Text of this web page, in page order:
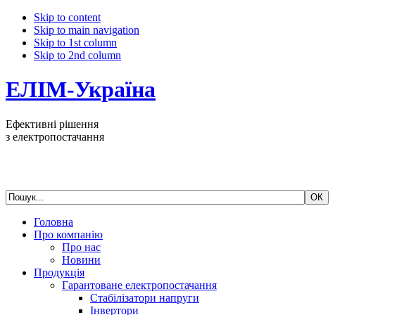
Skip to content
Skip to main navigation
Skip to 1st column
Skip to 2nd column
ЕЛІМ-Україна
Ефективні рішення
з електропостачання
Головна
Про компанію
Про нас
Новини
Продукція
Гарантоване електропостачання
Стабілізатори напруги
Інвертори